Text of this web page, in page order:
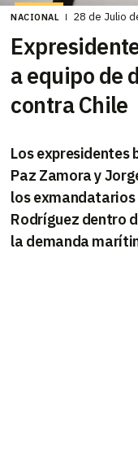
NACIONAL 28 de Julio
a equipo de
contra Chile
Los expresidentes
Paz Zamora y
los exmandatarios
Rodríguez dentro
la demanda